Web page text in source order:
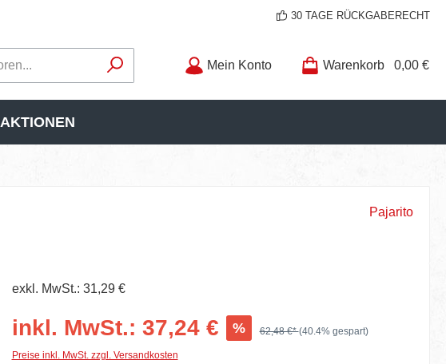
30 TAGE RÜCKGABERECHT
Mein Konto Warenkorb 0,00 €
AKTIONEN
Pajarito
exkl. MwSt.: 31,29 €
inkl. MwSt.: 37,24 € % 62,48 €*(40.4% gespart)
Preise inkl. MwSt. zzgl. Versandkosten